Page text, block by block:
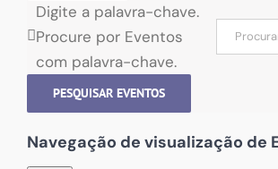
Digite a palavra-chave.
Procure por Eventos
com palavra-chave.
PESQUISAR EVENTOS
Navegação de visualização de